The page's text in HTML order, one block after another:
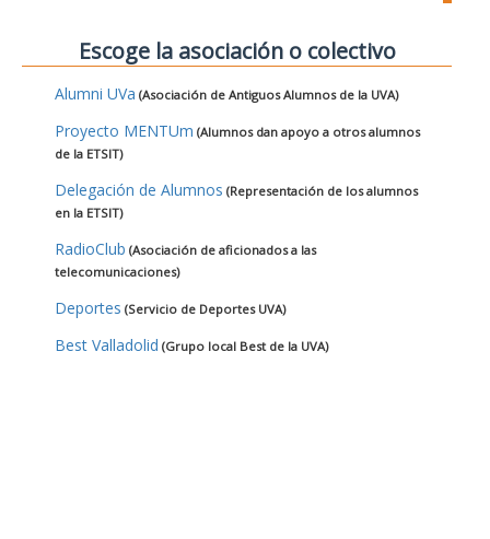
Escoge la asociación o colectivo
Alumni UVa (Asociación de Antiguos Alumnos de la UVA)
Proyecto MENTUm (Alumnos dan apoyo a otros alumnos
de la ETSIT)
Delegación de Alumnos (Representación de los alumnos
en la ETSIT)
RadioClub (Asociación de aficionados a las
telecomunicaciones)
Deportes (Servicio de Deportes UVA)
Best Valladolid (Grupo local Best de la UVA)